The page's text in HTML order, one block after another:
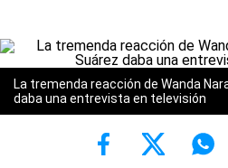
La tremenda reacción de Wanda
daba una entrevista en televisión